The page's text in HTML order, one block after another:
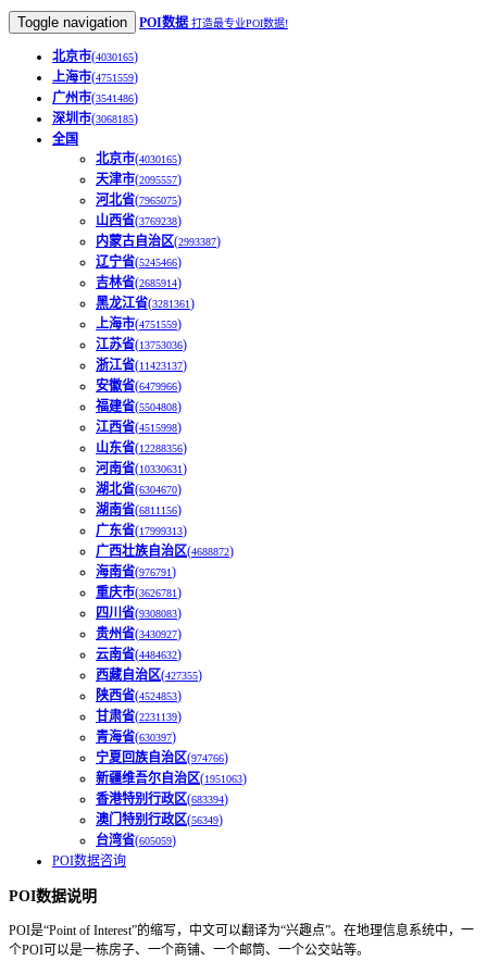
Toggle navigation POI数据 打造最专业POI数据!
北京市(4030165)
上海市(4751559)
广州市(3541486)
深圳市(3068185)
全国
北京市(4030165)
天津市(2095557)
河北省(7965075)
山西省(3769238)
内蒙古自治区(2993387)
辽宁省(5245466)
吉林省(2685914)
黑龙江省(3281361)
上海市(4751559)
江苏省(13753036)
浙江省(11423137)
安徽省(6479966)
福建省(5504808)
江西省(4515998)
山东省(12288356)
河南省(10330631)
湖北省(6304670)
湖南省(6811156)
广东省(17999313)
广西壮族自治区(4688872)
海南省(976791)
重庆市(3626781)
四川省(9308083)
贵州省(3430927)
云南省(4484632)
西藏自治区(427355)
陕西省(4524853)
甘肃省(2231139)
青海省(630397)
宁夏回族自治区(974766)
新疆维吾尔自治区(1951063)
香港特别行政区(683394)
澳门特别行政区(56349)
台湾省(605059)
POI数据咨询
POI数据说明
POI是“Point of Interest”的缩写，中文可以翻译为“兴趣点”。在地理信息系统中，一
个POI可以是一栋房子、一个商铺、一个邮筒、一个公交站等。